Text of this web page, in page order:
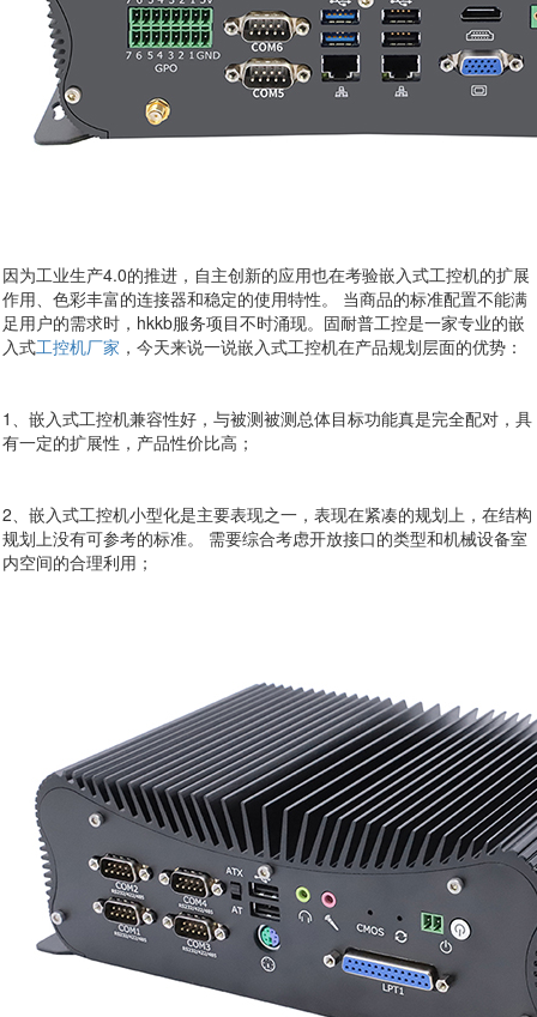
因为工业生产4.0的推进，自主创新的应用也在考验嵌入式工控机的扩展
作用、色彩丰富的连接器和稳定的使用特性。 当商品的标准配置不能满
足用户的需求时，hkkb服务项目不时涌现。固耐普工控是一家专业的嵌
入式工控机厂家 ，今天来说一说嵌入式工控机在产品规划层面的优势：
1、嵌入式工控机兼容性好，与被测被测总体目标功能真是完全配对，具
有一定的扩展性，产品性价比高；
2、嵌入式工控机小型化是主要表现之一，表现在紧凑的规划上，在结构
规划上没有可参考的标准。 需要综合考虑开放接口的类型和机械设备室
内空间的合理利用；